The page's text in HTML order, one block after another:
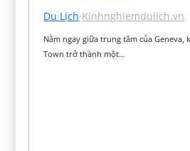
Du Lịch·Kinhnghiemdulich.vn
Nằm ngay giữa trung tâm của Geneva,
Town trở thành một…